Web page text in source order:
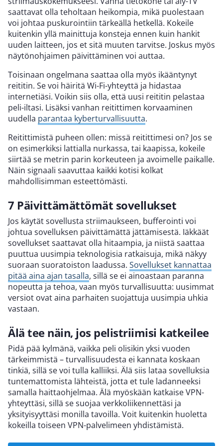
saattavat olla teholtaan heikompia, mikä puolestaan
voi johtaa puskurointiin tärkeällä hetkellä. Kokeile
kuitenkin yllä mainittuja konsteja ennen kuin hankit
uuden laitteen, jos et sitä muuten tarvitse. Joskus myös
näytönohjaimen päivittäminen voi auttaa.
Toisinaan ongelmana saattaa olla myös ikääntynyt
reititin. Se voi häiritä Wi-Fi-yhteyttä ja hidastaa
internetiäsi. Voikin siis olla, että uusi reititin pelastaa
peli-iltasi. Lisäksi vanhan reitittimen korvaaminen
uudella parantaa kyberturvallisuutta.
Reitittimistä puheen ollen: missä reitittimesi on? Jos se
on esimerkiksi lattialla nurkassa, tai kaapissa, kokeile
siirtää se metrin parin korkeuteen ja avoimelle paikalle.
Näin signaali saavuttaa kaikki kotisi kolkat
mahdollisimman esteettömästi.
7 Päivittämättömät sovellukset
Jos käytät sovellusta striimaukseen, bufferointi voi
johtua sovelluksen päivittämättä jättämisestä. Iäkkäät
sovellukset saattavat olla hitaampia, ja niistä saattaa
puuttua uusimpia teknologisia ratkaisuja, mikä näkyy
suoraan suoratoiston laadussa. Sovellukset kannattaa
pitää aina ajan tasalla, sillä se ei ainoastaan paranna
nopeutta ja tehoa, vaan myös turvallisuutta: uusimmat
versiot ovat aina parhaiten suojattuja uusimpia uhkia
vastaan.
Älä tee näin, jos pelistriimisi katkeilee
Pidä pää kylmänä, vaikka peli olisikin yksi vuoden
tärkeimmistä – turvallisuudesta ei kannata koskaan
tinkiä, sillä se voi tulla kalliiksi. Älä siis lataa sovelluksia
tuntemattomista lähteistä, jotta et tule ladanneeksi
samalla haittaohjelmaa. Älä myöskään katkaise VPN-
yhteyttäsi, sillä se suojaa verkkoliikennettäsi ja
yksityisyyttäsi monilla tavoilla. Voit kuitenkin huoletta
kokeilla toiseen VPN-palvelimeen yhdistämistä.